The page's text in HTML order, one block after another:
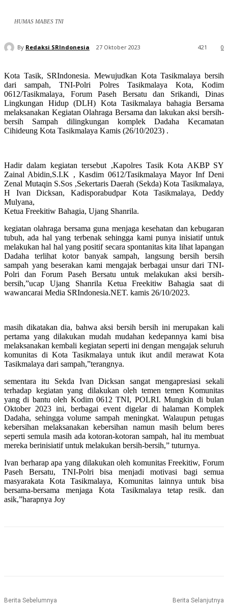
HUMAS MABES TNI
By Redaksi SRIndonesia 27 Oktober 2023 0
421
Kota Tasik, SRIndonesia. Mewujudkan Kota Tasikmalaya bersih
dari sampah, TNI-Polri Polres Tasikmalaya Kota, Kodim
0612/Tasikmalaya, Forum Paseh Bersatu dan Srikandi, Dinas
Lingkungan Hidup (DLH) Kota Tasikmalaya bahagia Bersama
melaksanakan Kegiatan Olahraga Bersama dan lakukan aksi bersih-
bersih Sampah dilingkungan komplek Dadaha Kecamatan
Cihideung Kota Tasikmalaya Kamis (26/10/2023) .
Hadir dalam kegiatan tersebut ,Kapolres Tasik Kota AKBP SY
Zainal Abidin,S.I.K , Kasdim 0612/Tasikmalaya Mayor Inf Deni
Zenal Mutaqin S.Sos ,Sekertaris Daerah (Sekda) Kota Tasikmalaya,
H Ivan Dicksan, Kadisporabudpar Kota Tasikmalaya, Deddy
Mulyana,
Ketua Freekitiw Bahagia, Ujang Shanrila.
kegiatan olahraga bersama guna menjaga kesehatan dan kebugaran
tubuh, ada hal yang terbenak sehingga kami punya inisiatif untuk
melakukan hal hal yang positif secara spontanitas kita lihat lapangan
Dadaha terlihat kotor banyak sampah, langsung bersih bersih
sampah yang beserakan kami mengajak berbagai unsur dari TNI-
Polri dan Forum Paseh Bersatu untuk melakukan aksi bersih-
bersih,”ucap Ujang Shanrila Ketua Freekitiw Bahagia saat di
wawancarai Media SRIndonesia.NET. kamis 26/10/2023.
masih dikatakan dia, bahwa aksi bersih bersih ini merupakan kali
pertama yang dilakukan mudah mudahan kedepannya kami bisa
melaksanakan kembali kegiatan seperti ini dengan mengajak seluruh
komunitas di Kota Tasikmalaya untuk ikut andil merawat Kota
Tasikmalaya dari sampah,”terangnya.
sementara itu Sekda Ivan Dicksan sangat mengapresiasi sekali
terhadap kegiatan yang dilakukan oleh temen temen Komunitas
yang di bantu oleh Kodim 0612 TNI, POLRI. Mungkin di bulan
Oktober 2023 ini, berbagai event digelar di halaman Komplek
Dadaha, sehingga volume sampah meningkat. Walaupun petugas
kebersihan melaksanakan kebersihan namun masih belum beres
seperti semula masih ada kotoran-kotoran sampah, hal itu membuat
mereka berinisiatif untuk melakukan bersih-bersih,” tuturnya.
Ivan berharap apa yang dilakukan oleh komunitas Freekitiw, Forum
Paseh Bersatu, TNI-Polri bisa menjadi motivasi bagi semua
masyarakata Kota Tasikmalaya, Komunitas lainnya untuk bisa
bersama-bersama menjaga Kota Tasikmalaya tetap resik. dan
asik,”harapnya Joy
Berita Sebelumnya Berita Selanjutnya